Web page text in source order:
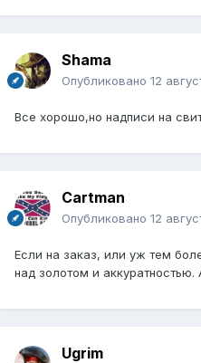
Shama
Опубликовано 12
Все хорошо,но надписи на
Cartman
Опубликовано 12
Если на заказ, или уж тем
над золотом и
Ugrim